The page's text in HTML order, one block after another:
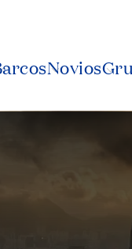
Novios